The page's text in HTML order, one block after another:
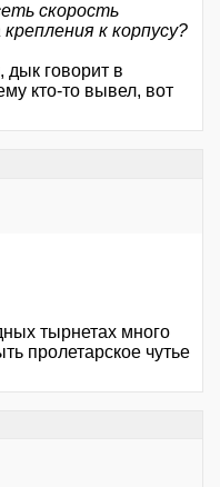
скорость
к корпусу?
говорит в
кто-то вывел, вот
тырнетах много
пролетарское чутье